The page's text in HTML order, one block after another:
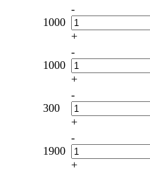
1000
-
+
1000
-
+
300
-
+
1900
-
+